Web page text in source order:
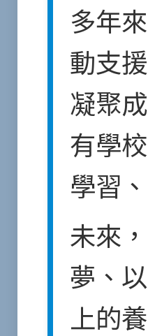
多年
動支
凝聚
有學
學習
未來
夢、
上的